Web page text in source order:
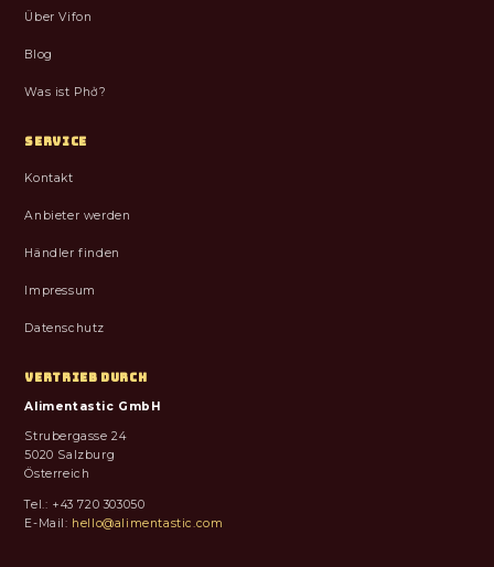
Über Vifon
Blog
Was ist Phở?
SERVICE
Kontakt
Anbieter werden
Händler finden
Impressum
Datenschutz
VERTRIEB DURCH
Alimentastic GmbH
Strubergasse 24
5020 Salzburg
Österreich
Tel.: +43 720 303050
E-Mail: hello@alimentastic.com